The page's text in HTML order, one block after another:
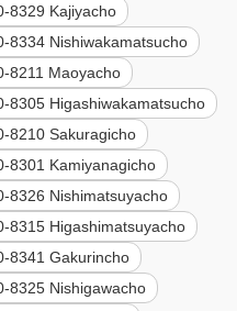
8329 Kajiyacho
8334 Nishiwakamatsucho
8211 Maoyacho
8305 Higashiwakamatsucho
8210 Sakuragicho
8301 Kamiyanagicho
8326 Nishimatsuyacho
8315 Higashimatsuyacho
8341 Gakurincho
8325 Nishigawacho